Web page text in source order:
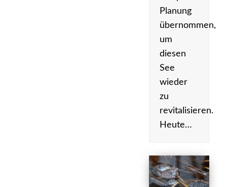
Planung
übernommen,
um
diesen
See
wieder
zu
revitalisieren.
Heute…